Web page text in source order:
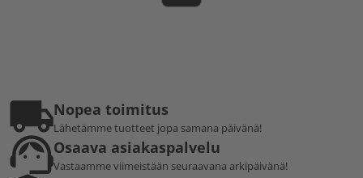
Nopea toimitus
Lähetämme tuotteet jopa samana päivänä!
Osaava asiakaspalvelu
Vastaamme viimeistään seuraavana arkipäivänä!